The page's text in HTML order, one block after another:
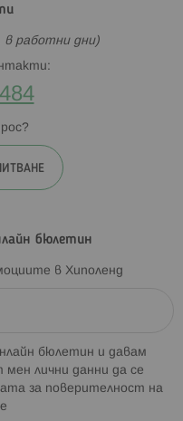
в работни дни)
бюлетин
в Хиполенд
бюлетин и давам
лични данни да се
за поверителност на